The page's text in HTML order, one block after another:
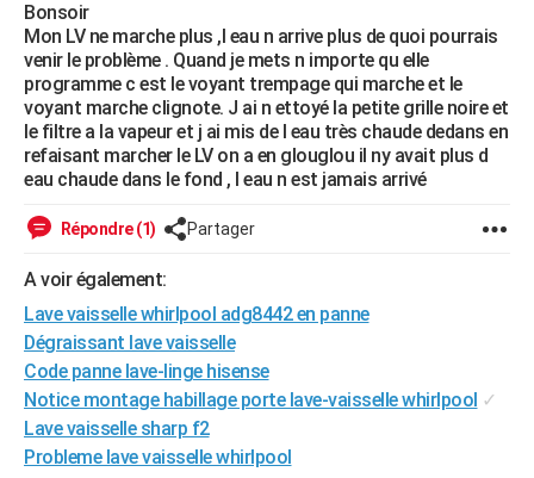
Essais
Réserver un essai
Citadines
Berlines
SUV
Forum auto
+HIGH-TECH
Mobiles
Meilleur smartphone
Internet
Ordinateurs
Jeux vidéo
Guide high-tech
+BRICOLAGE
Forum
Aménagement intérieur
Extérieur
Cuisine
Salle de bains
Jardinage
Rangement
WEEK-END
Guides de France
Escapades
Patrimoine
Expositions
Musées
Week-end nature
LIFESTYLE
Art de vivre
Bien-être
Loisirs
Mode
Modes de vie
SANTE
VOYAGE
Destinations
City break
Voyage nature
Voyage de noces
Forum
Climat
PHOTO
GUIDES D'ACHAT
BONS PLANS
CARTE DE VOEUX
Bonsoir
Mon LV ne marche plus ,l eau n arrive plus de quoi pourrais
venir le problème . Quand je mets n importe qu elle
programme c est le voyant trempage qui marche et le
voyant marche clignote. J ai n ettoyé la petite grille noire et
le filtre a la vapeur et j ai mis de l eau très chaude dedans en
refaisant marcher le LV on a en glouglou il ny avait plus d
eau chaude dans le fond , l eau n est jamais arrivé
Répondre (1) Partager
A voir également:
Lave vaisselle whirlpool adg8442 en panne
Dégraissant lave vaisselle
Code panne lave-linge hisense
Notice montage habillage porte lave-vaisselle whirlpool ✓
Lave vaisselle sharp f2
Probleme lave vaisselle whirlpool